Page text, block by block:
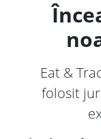
Eat &
folosit